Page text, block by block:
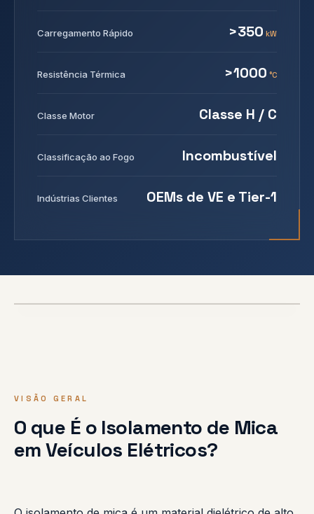
Carregamento Rápido >350 kW
Resistência Térmica >1000 °C
Classe Motor Classe H / C
Classificação ao Fogo Incombustível
Indústrias Clientes OEMs de VE e Tier-1
VISÃO GERAL
O que É o Isolamento de Mica
em Veículos Elétricos?